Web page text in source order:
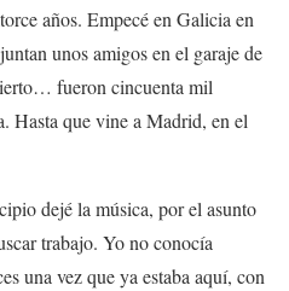
años. Empecé en Galicia en
unos amigos en el garaje de
fueron cincuenta mil
Hasta que vine a Madrid, en el
dejé la música, por el asunto
trabajo. Yo no conocía
una vez que ya estaba aquí, con